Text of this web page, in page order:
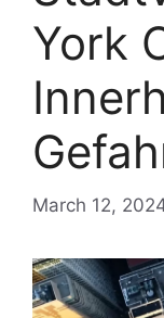
York
March 12,